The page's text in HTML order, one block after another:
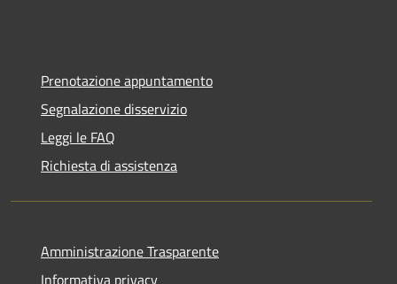
Prenotazione appuntamento
Segnalazione disservizio
Leggi le FAQ
Richiesta di assistenza
Amministrazione Trasparente
Informativa privacy